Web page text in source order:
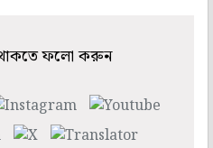
ফলো করুন